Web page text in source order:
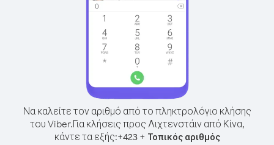
Να καλείτε τον αριθμό από το πληκτρολόγιο κλήσης
του Viber.Για κλήσεις προς Λιχτενστάιν από Κίνα,
κάντε τα εξής:+423+ Τοπικός αριθμός